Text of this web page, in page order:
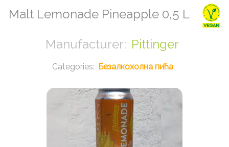
Malt Lemonade Pineapple 0,5 L
Pittinger
Безалкохолна пића